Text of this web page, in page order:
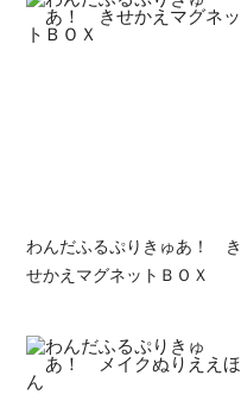
わんだふるぷりきゅあ！ き
せかえマグネットＢＯＸ